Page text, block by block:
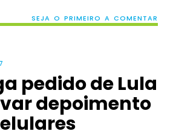
SEJA O PRIMEIRO A COMENTAR
pedido de Lula
depoimento